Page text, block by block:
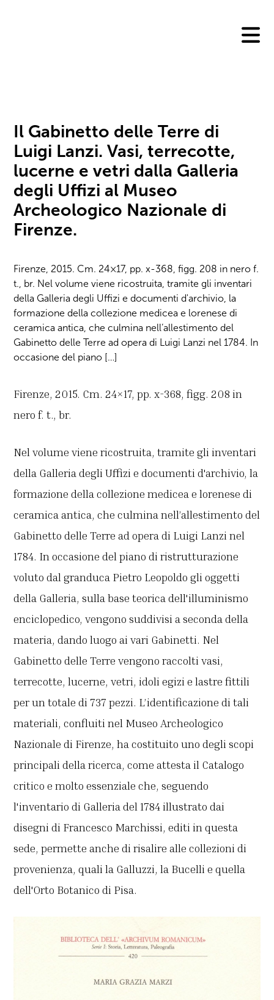
Il Gabinetto delle Terre di
Luigi Lanzi. Vasi, terrecotte,
lucerne e vetri dalla Galleria
degli Uffizi al Museo
Archeologico Nazionale di
Firenze.
Firenze, 2015. Cm. 24×17, pp. x-368, figg. 208 in nero f.
t., br. Nel volume viene ricostruita, tramite gli inventari
della Galleria degli Uffizi e documenti d'archivio, la
formazione della collezione medicea e lorenese di
ceramica antica, che culmina nell’allestimento del
Gabinetto delle Terre ad opera di Luigi Lanzi nel 1784. In
occasione del piano […]
Firenze, 2015. Cm. 24×17, pp. x-368, figg. 208 in
nero f. t., br.
Nel volume viene ricostruita, tramite gli inventari
della Galleria degli Uffizi e documenti d'archivio, la
formazione della collezione medicea e lorenese di
ceramica antica, che culmina nell’allestimento del
Gabinetto delle Terre ad opera di Luigi Lanzi nel
1784. In occasione del piano di ristrutturazione
voluto dal granduca Pietro Leopoldo gli oggetti
della Galleria, sulla base teorica dell'illuminismo
enciclopedico, vengono suddivisi a seconda della
materia, dando luogo ai vari Gabinetti. Nel
Gabinetto delle Terre vengono raccolti vasi,
terrecotte, lucerne, vetri, idoli egizi e lastre fittili
per un totale di 737 pezzi. L’identificazione di tali
materiali, confluiti nel Museo Archeologico
Nazionale di Firenze, ha costituito uno degli scopi
principali della ricerca, come attesta il Catalogo
critico e molto essenziale che, seguendo
l'inventario di Galleria del 1784 illustrato dai
disegni di Francesco Marchissi, editi in questa
sede, permette anche di risalire alle collezioni di
provenienza, quali la Galluzzi, la Bucelli e quella
dell'Orto Botanico di Pisa.